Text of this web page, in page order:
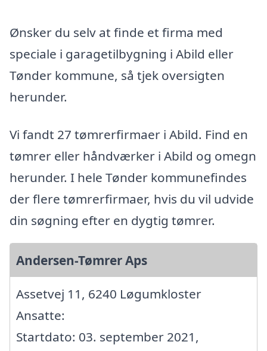
Ønsker du selv at finde et firma med
speciale i garagetilbygning i Abild eller
Tønder kommune, så tjek oversigten
herunder.
Vi fandt 27 tømrerfirmaer i Abild. Find en
tømrer eller håndværker i Abild og omegn
herunder. I hele Tønder kommunefindes
der flere tømrerfirmaer, hvis du vil udvide
din søgning efter en dygtig tømrer.
Andersen-Tømrer Aps
Assetvej 11, 6240 Løgumkloster
Ansatte:
Startdato: 03. september 2021,